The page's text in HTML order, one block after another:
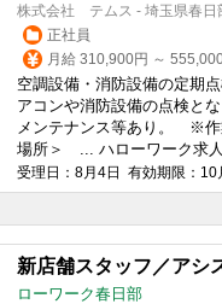
株式会社 テムス - 埼玉県春日
正社員
月給 310,900円 ～
空調設備・消防設備の定期
アコンや消防設備の点検と
メンテナンス等あり。 ※作
場所＞ ... ハローワーク求人
受理日：8月4日 有効期限：10
新店舗スタッフ／アシ
ローワーク春日部